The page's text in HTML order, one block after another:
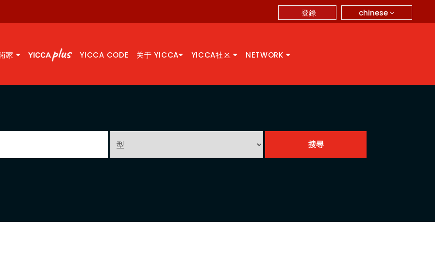
chinese
登錄
家 YICCA CODE 关于 YICCA YICCA社区 NETWORK